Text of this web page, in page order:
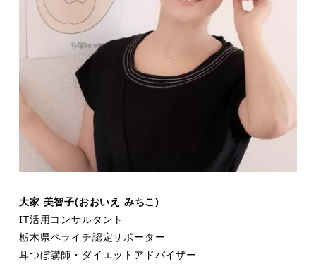
大家 美智子(おおいえ みちこ)
IT活用コンサルタント
栃木県ペライチ認定サポーター
耳つぼ講師・ダイエットアドバイザー